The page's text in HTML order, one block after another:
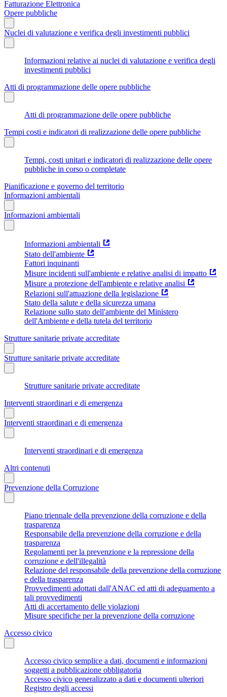
Fatturazione Elettronica
Opere pubbliche
Nuclei di valutazione e verifica degli investimenti pubblici
Informazioni relative ai nuclei di valutazione e verifica degli
investimenti pubblici
Atti di programmazione delle opere pubbliche
Atti di programmazione delle opere pubbliche
Tempi costi e indicatori di realizzazione delle opere pubbliche
Tempi, costi unitari e indicatori di realizzazione delle opere
pubbliche in corso o completate
Pianificazione e governo del territorio
Informazioni ambientali
Informazioni ambientali
Informazioni ambientali
Stato dell'ambiente
Fattori inquinanti
Misure incidenti sull'ambiente e relative analisi di impatto
Misure a protezione dell'ambiente e relative analisi
Relazioni sull'attuazione della legislazione
Stato della salute e della sicurezza umana
Relazione sullo stato dell'ambiente del Ministero
dell'Ambiente e della tutela del territorio
Strutture sanitarie private accreditate
Strutture sanitarie private accreditate
Strutture sanitarie private accreditate
Interventi straordinari e di emergenza
Interventi straordinari e di emergenza
Interventi straordinari e di emergenza
Altri contenuti
Prevenzione della Corruzione
Piano triennale della prevenzione della corruzione e della
trasparenza
Responsabile della prevenzione della corruzione e della
trasparenza
Regolamenti per la prevenzione e la repressione della
corruzione e dell'illegalità
Relazione del responsabile della prevenzione della corruzione
e della trasparenza
Provvedimenti adottati dall'ANAC ed atti di adeguamento a
tali provvedimenti
Atti di accertamento delle violazioni
Misure specifiche per la prevenzione della corruzione
Accesso civico
Accesso civico semplice a dati, documenti e informazioni
soggetti a pubblicazione obbligatoria
Accesso civico generalizzato a dati e documenti ulteriori
Registro degli accessi